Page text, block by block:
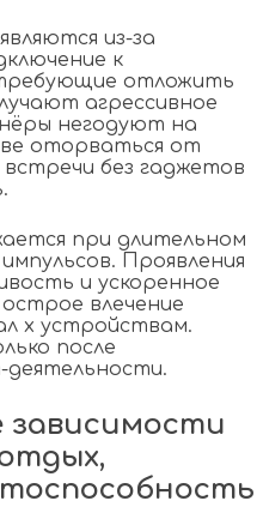
из-за
к
отложить
агрессивное
негодуют на
оторваться от
без гаджетов
при длительном
Проявления
и ускоренное
влечение
х устройствам.
после
деятельности.
зависимости